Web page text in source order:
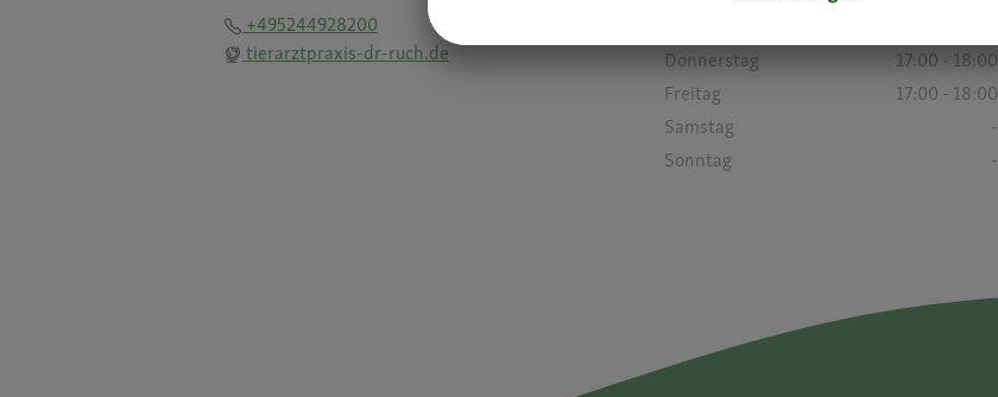
+495244928200
tierarztpraxis-dr-ruch.de
Donnerstag
17:00 - 18:00
Freitag
17:00 - 18:00
Samstag
-
Sonntag
-